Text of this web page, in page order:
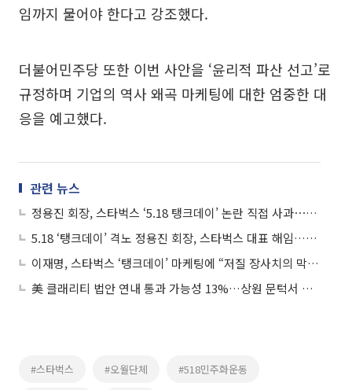
임까지 물어야 한다고 강조했다.
더불어민주당 또한 이번 사안을 ‘윤리적 파산 선고’로
규정하며 기업의 역사 왜곡 마케팅에 대한 엄중한 대
응을 예고했다.
관련 뉴스
정용진 회장, 스타벅스 ‘5.18 탱크데이’ 논란 직접 사과⋯“모든 책임은 저에게, 머리 숙여 사죄”
5.18 ‘탱크데이’ 격노 정용진 회장, 스타벅스 대표 해임…“일벌백계 본보기”
이재명, 스타벅스 ‘탱크데이’ 마케팅에 “저질 장사치의 막장행태⋯상응하는 책임져야”
美 클래리티 법안 연내 통과 가능성 13%…상원 문턱서 제동
#스타벅스 #오월단체 #518민주화운동